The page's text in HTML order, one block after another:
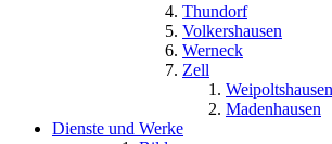
Thundorf
Volkershausen
Werneck
Zell
Weipoltshausen
Madenhausen
Dienste und Werke